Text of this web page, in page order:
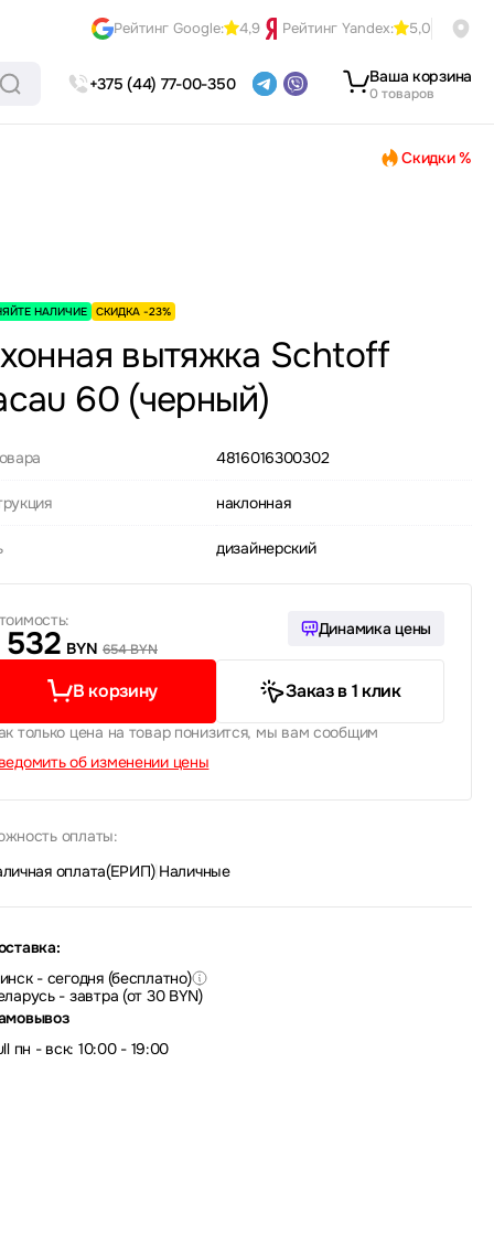
Рейтинг Google: 4,9 Рейтинг Yandex: 5,0
+375 (44) 77-00-350 Ваша корзина
0 товаров
Скидки %
НАЛИЧИЕ СКИДКА -23%
вытяжка Schtoff
60 (черный)
4816016300302
наклонная
дизайнерский
532 BYN 654 BYN
Динамика цены
В корзину Заказ в 1 клик
только цена на товар понизится, мы вам сообщим
об изменении цены
оплаты:
оплата(ЕРИП)| Наличные
- сегодня (бесплатно)
- завтра (от 30 BYN)
пн - вск: 10:00 - 19:00